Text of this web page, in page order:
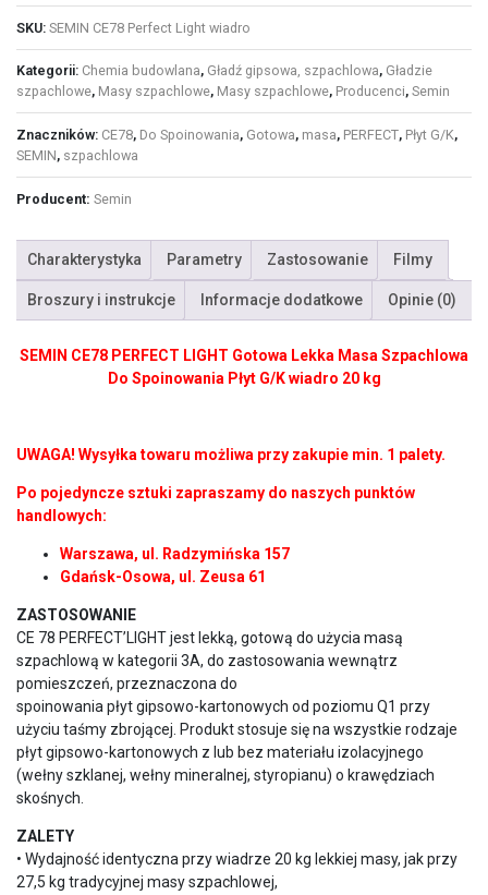
SKU: SEMIN CE78 Perfect Light wiadro
Kategorii: Chemia budowlana, Gładź gipsowa, szpachlowa, Gładzie
szpachlowe, Masy szpachlowe, Masy szpachlowe, Producenci, Semin
Znaczników: CE78, Do Spoinowania, Gotowa, masa, PERFECT, Płyt G/K,
SEMIN, szpachlowa
Producent: Semin
Charakterystyka Parametry Zastosowanie Filmy
Broszury i instrukcje Informacje dodatkowe Opinie (0)
SEMIN CE78 PERFECT LIGHT Gotowa Lekka Masa Szpachlowa
Do Spoinowania Płyt G/K wiadro 20 kg
UWAGA! Wysyłka towaru możliwa przy zakupie min. 1 palety.
Po pojedyncze sztuki zapraszamy do naszych punktów
handlowych:
Warszawa, ul. Radzymińska 157
Gdańsk-Osowa, ul. Zeusa 61
ZASTOSOWANIE
CE 78 PERFECT’LIGHT jest lekką, gotową do użycia masą
szpachlową w kategorii 3A, do zastosowania wewnątrz
pomieszczeń, przeznaczona do
spoinowania płyt gipsowo-kartonowych od poziomu Q1 przy
użyciu taśmy zbrojącej. Produkt stosuje się na wszystkie rodzaje
płyt gipsowo-kartonowych z lub bez materiału izolacyjnego
(wełny szklanej, wełny mineralnej, styropianu) o krawędziach
skośnych.
ZALETY
• Wydajność identyczna przy wiadrze 20 kg lekkiej masy, jak przy
27,5 kg tradycyjnej masy szpachlowej,